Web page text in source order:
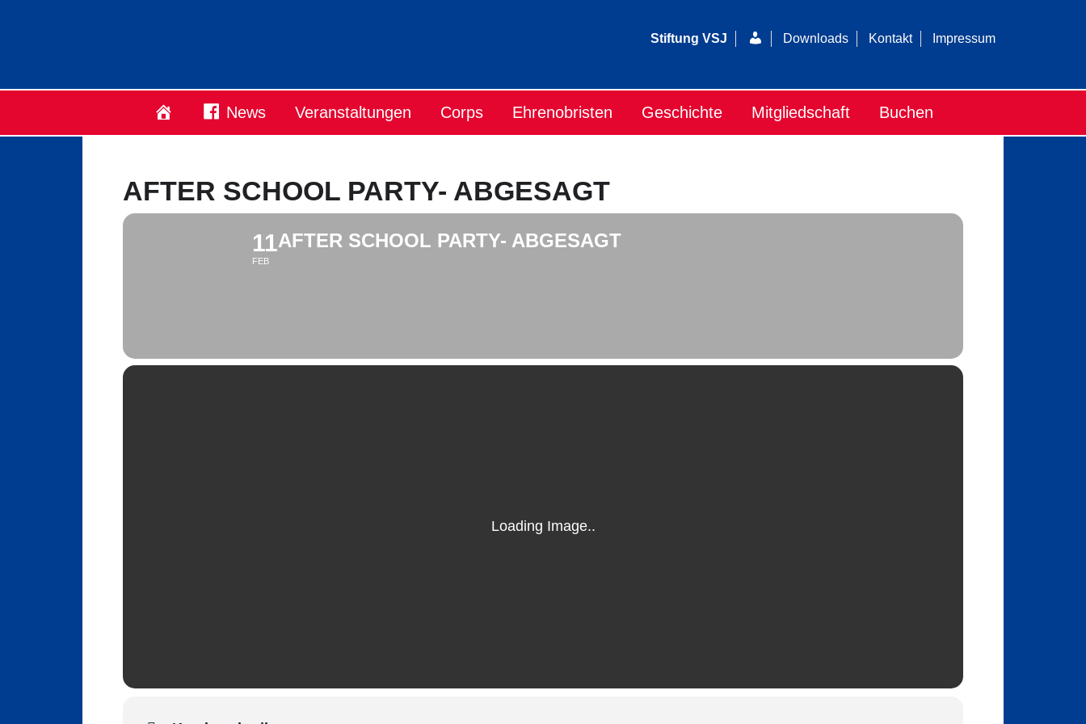
Stiftung VSJ LoginDownloads Kontakt Impressum
StartseiteNews Veranstaltungen Corps Ehrenobristen Geschichte Mitgliedschaft Buchen
AFTER SCHOOL PARTY- ABGESAGT
11
FEB
AFTER SCHOOL PARTY- ABGESAGT